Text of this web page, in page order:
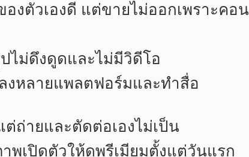
งตัวเองดี แต่ขายไม่ออกเพราะคอน
ไม่ดึงดูดและไม่มีวิดีโอ
งหลายแพลตฟอร์มและทำสื่อ
ถ่ายและตัดต่อเองไม่เป็น
พเปิดตัวให้ดูพรีเมียมตั้งแต่วันแรก